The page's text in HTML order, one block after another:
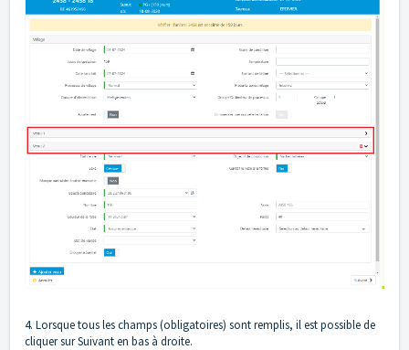
4. Lorsque tous les champs (obligatoires) sont remplis, il est possible de
cliquer sur Suivant en bas à droite.